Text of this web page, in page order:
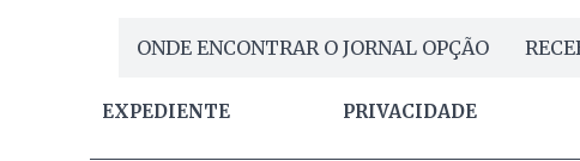
ONDE ENCONTRAR O JORNAL OPÇÃO
EXPEDIENTE PRIVACIDADE